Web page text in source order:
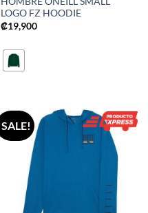
LOGO FZ HOODIE
₡19,900
SALE!